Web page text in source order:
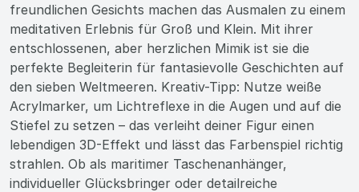
freundlichen Gesichts machen das Ausmalen zu einem
meditativen Erlebnis für Groß und Klein. Mit ihrer
entschlossenen, aber herzlichen Mimik ist sie die
perfekte Begleiterin für fantasievolle Geschichten auf
den sieben Weltmeeren. Kreativ-Tipp: Nutze weiße
Acrylmarker, um Lichtreflexe in die Augen und auf die
Stiefel zu setzen – das verleiht deiner Figur einen
lebendigen 3D-Effekt und lässt das Farbenspiel richtig
strahlen. Ob als maritimer Taschenanhänger,
individueller Glücksbringer oder detailreiche